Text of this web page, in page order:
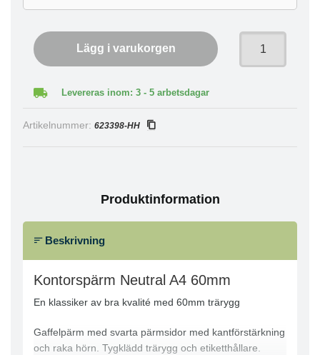
Lägg i varukorgen
Levereras inom: 3 - 5 arbetsdagar
Artikelnummer: 623398-HH
Produktinformation
Beskrivning
Kontorspärm Neutral A4 60mm
En klassiker av bra kvalité med 60mm trärygg
Gaffelpärm med svarta pärmsidor med kantförstärkning
och raka hörn. Tygklädd trärygg och etiketthållare.